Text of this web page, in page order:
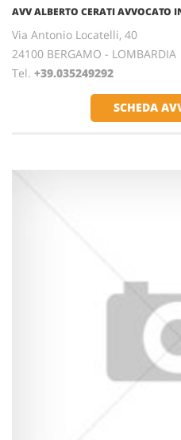
AVV ALBERTO CERATI AVVOCATO
Via Antonio Locatelli, 40
24100 BERGAMO - LOMBARDIA
Tel. +39.035249292
SCHEDA